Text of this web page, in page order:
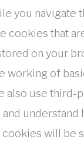
you navigate
cookies that
on your
working of
also use third-
and understand
cookies will be